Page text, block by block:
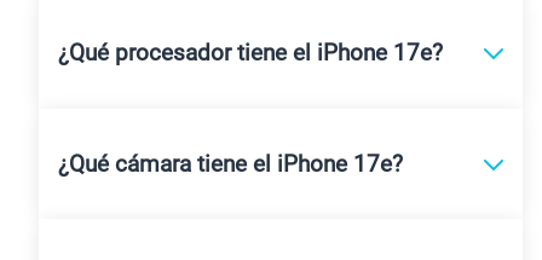
¿Qué procesador tiene el iPhone 17e?
¿Qué cámara tiene el iPhone 17e?